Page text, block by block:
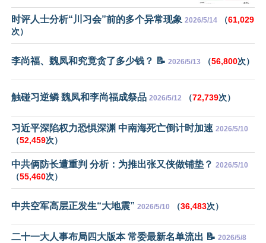
时评人士分析“川习会”前的多个异常现象 2026/5/14 （61,029
次）
李尚福、魏凤和究竟贪了多少钱？ 📝 2026/5/13 （56,800次）
触碰习逆鳞 魏凤和李尚福成祭品 2026/5/12 （72,739次）
习近平深陷权力恐惧深渊 中南海死亡倒计时加速 2026/5/10
（52,459次）
中共俩防长遭重判 分析：为推出张又侠做铺垫？ 2026/5/10
（55,460次）
中共空军高层正发生“大地震” 2026/5/10 （36,483次）
二十一大人事布局四大版本 常委最新名单流出 📝 2026/5/8